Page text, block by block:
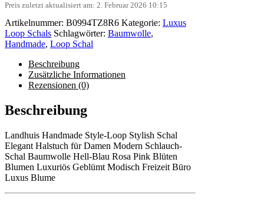
Preis zuletzt aktualisiert am: 2. Februar 2026 10:15
Artikelnummer: B0994TZ8R6 Kategorie: Luxus
Loop Schals Schlagwörter: Baumwolle,
Handmade, Loop Schal
Beschreibung
Zusätzliche Informationen
Rezensionen (0)
Beschreibung
Landhuis Handmade Style-Loop Stylish Schal
Elegant Halstuch für Damen Modern Schlauch-
Schal Baumwolle Hell-Blau Rosa Pink Blüten
Blumen Luxuriös Geblümt Modisch Freizeit Büro
Luxus Blume